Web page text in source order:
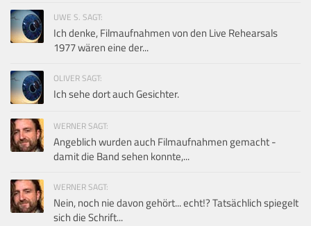
UWE S. SAGT:
Ich denke, Filmaufnahmen von den Live Rehearsals
1977 wären eine der...
OLIVER SAGT:
Ich sehe dort auch Gesichter.
WERNER SAGT:
Angeblich wurden auch Filmaufnahmen gemacht -
damit die Band sehen konnte,...
WERNER SAGT:
Nein, noch nie davon gehört... echt!? Tatsächlich spiegelt
sich die Schrift...